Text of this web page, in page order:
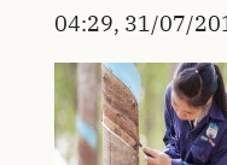
04:29, 31/07/